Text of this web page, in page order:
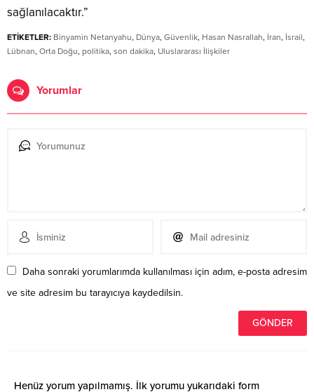
sağlanılacaktır.”
ETİKETLER: Binyamin Netanyahu, Dünya, Güvenlik, Hasan Nasrallah, İran, İsrail,
Lübnan, Orta Doğu, politika, son dakika, Uluslararası İlişkiler
Yorumlar
Daha sonraki yorumlarımda kullanılması için adım, e-posta adresim
ve site adresim bu tarayıcıya kaydedilsin.
Henüz yorum yapılmamış. İlk yorumu yukarıdaki form